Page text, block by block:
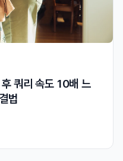
쿼리 속도 10배 느
법